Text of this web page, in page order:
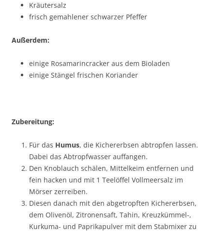
Kräutersalz
frisch gemahlener schwarzer Pfeffer
Außerdem:
einige Rosamarincracker aus dem Bioladen
einige Stängel frischen Koriander
Zubereitung:
Für das Humus, die Kichererbsen abtropfen lassen.
Dabei das Abtropfwasser auffangen.
Den Knoblauch schälen, Mittelkeim entfernen und
fein hacken und mit 1 Teelöffel Vollmeersalz im
Mörser zerreiben.
Diesen danach mit den abgetropften Kichererbsen,
dem Olivenöl, Zitronensaft, Tahin, Kreuzkümmel-,
Kurkuma- und Paprikapulver mit dem Stabmixer zu